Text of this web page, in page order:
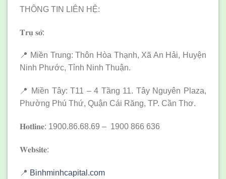
THÔNG TIN LIÊN HỆ:
𝐓𝐫𝐮̣ 𝐬𝐨̛̉:
📍 Miền Trung: Thôn Hòa Thạnh, Xã An Hải, Huyện
Ninh Phước, Tỉnh Ninh Thuận.
📍 Miền Tây: T11 – 4 Tầng 11. Tây Nguyên Plaza,
Phường Phú Thứ, Quận Cái Răng, TP. Cần Thơ.
𝐇𝐨𝐭𝐥𝐢𝐧𝐞: 1900.86.68.69 – 1900 866 636
𝐖𝐞𝐛𝐬𝐢𝐭𝐞:
📍 Binhminhcapital.com